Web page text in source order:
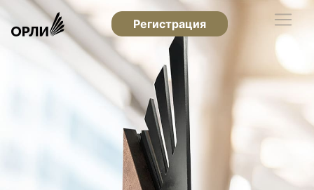
Регистрация